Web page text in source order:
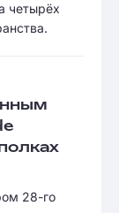
четырёх
28-го